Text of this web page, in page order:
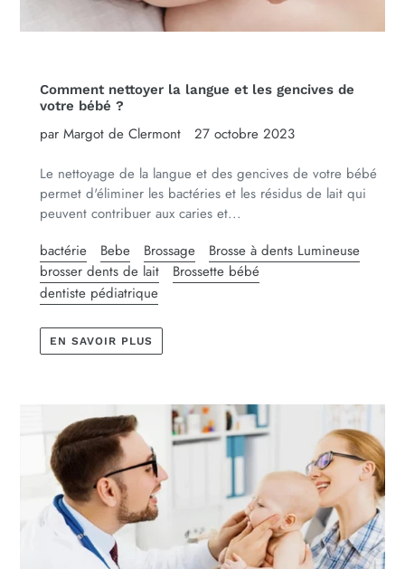
Comment nettoyer la langue et les gencives de
votre bébé ?
par Margot de Clermont
27 octobre 2023
Le nettoyage de la langue et des gencives de votre bébé
permet d'éliminer les bactéries et les résidus de lait qui
peuvent contribuer aux caries et...
bactérie
Bebe Brossage
Brosse à dents Lumineuse
brosser dents de lait
Brossette bébé
dentiste pédiatrique
EN SAVOIR PLUS